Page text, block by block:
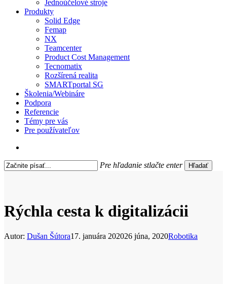
Jednoúčelové stroje
Produkty
Solid Edge
Femap
NX
Teamcenter
Product Cost Management
Tecnomatix
Rozšírená realita
SMARTportal SG
Školenia/Webináre
Podpora
Referencie
Témy pre vás
Pre používateľov
Pre hľadanie stlačte enter Hľadať
Rýchla cesta k digitalizácii
Autor: Dušan Šútora17. januára 202026 júna, 2020Robotika